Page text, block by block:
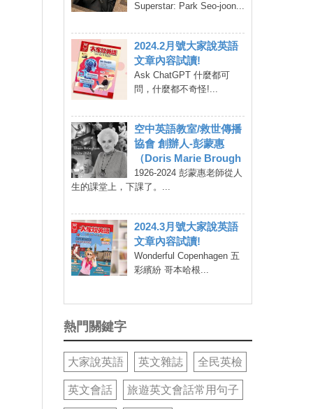
Superstar: Park Seo-joon...
2024.2月號大家說英語
文章內容試讀!
Ask ChatGPT 什麼都可
問，什麼都不奇怪!...
空中英語教室/救世傳播
協會 創辦人-彭蒙惠
（Doris Marie Brough
1926-2024 彭蒙惠老師從人
生的課堂上，下課了。...
2024.3月號大家說英語
文章內容試讀!
Wonderful Copenhagen 五
彩繽紛 哥本哈根...
熱門關鍵字
大家說英語 英文雜誌 全民英檢
英文會話 旅遊英文會話常用句子